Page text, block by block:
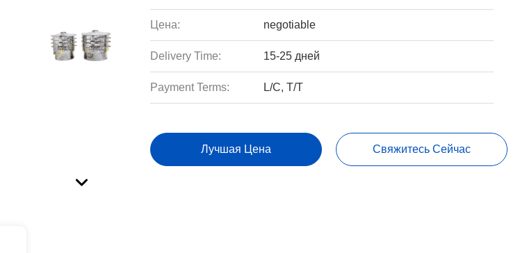
Цена: negotiable
Delivery Time: 15-25 дней
Payment Terms: L/C, T/T
Лучшая Цена Свяжитесь Сейчас